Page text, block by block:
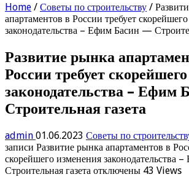
Home / Советы по строительству /
апартаментов в России требует
законодательства – Ефим Басин —
Развитие рынка
России требует
законодательства – Ефим
Строительная газета
admin 01.06.2023 Советы по
записи Развитие рынка апартаментов в
скорейшего изменения законодательства
Строительная газета отключены 43 Views